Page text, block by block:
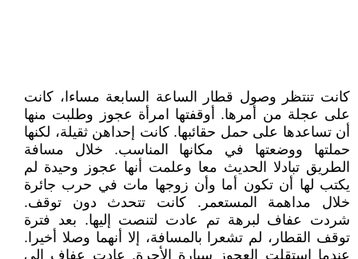
كانت تنتظر وصول قطار الساعة السابعة مساءا، كانت
على عجلة من أمرها. أوقفتها امرأة عجوز وطلبت منها
أن تساعدها على حمل حقائبها. كانت إحداهن ثقيلة، لكنها
حملتها ووضعتها في مكانها المناسب. خلال مسافة
الطريق تبادلا الحديث معا وعلمت أنها عجوز وحيدة لم
يكتب لها أن تكون أما وأن زوجها مات في حرب جائرة
خلال مداهمة المستعمر. كانت تتحدث دون توقف.
شردت عفاف لبرهة تم عادت لتنصت إليها. بعد فترة
توقف القطار، لم تشعرا بالمسافة، إلا أنهما وصلا أخيرا.
عندما استقلت العجوز سيارة الأجرة. عادت عفاف إلى